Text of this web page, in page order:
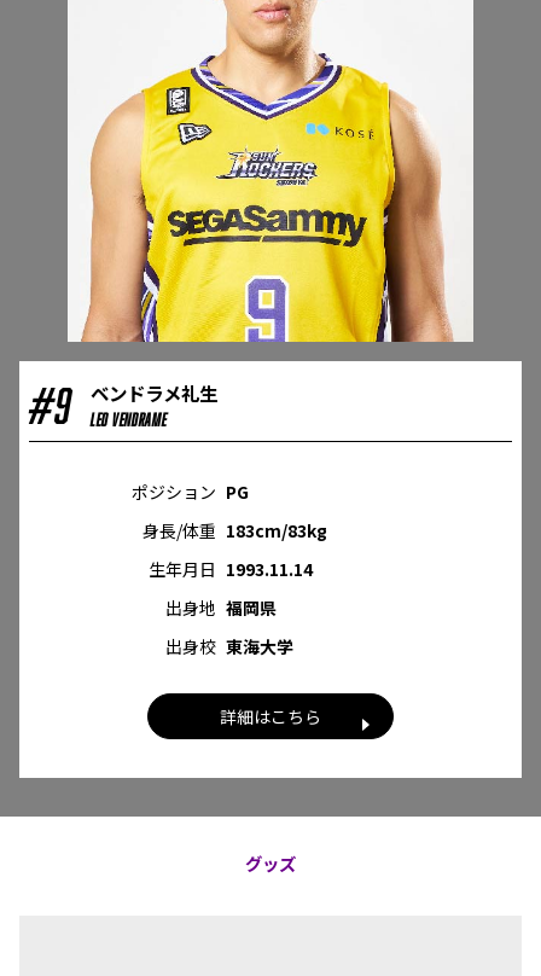
#9 ベンドラメ礼生
leo vendrame
ポジション PG
身長/体重 183cm/83kg
生年月日 1993.11.14
出身地 福岡県
出身校 東海大学
詳細はこちら
グッズ